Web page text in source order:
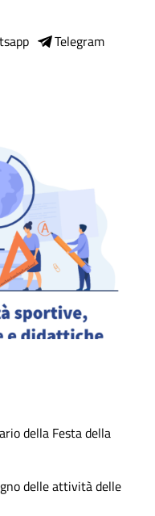
Telegram
della Festa della
delle attività delle